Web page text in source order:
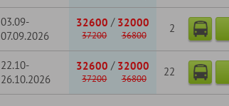
03.09-
07.09.2026
32600 / 32000
37200 36800
2
22.10-
26.10.2026
32600 / 32000
37200 36800
22